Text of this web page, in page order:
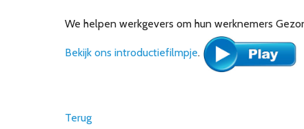
We helpen werkgevers om hun werknemers
Bekijk ons introductiefilmpje.
Terug